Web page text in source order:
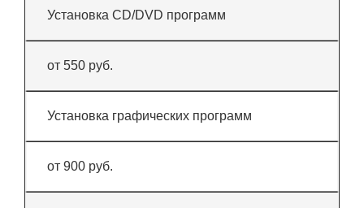
Установка CD/DVD программ
от 550 руб.
Установка графических программ
от 900 руб.